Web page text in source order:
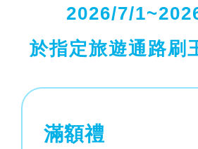
2026/7/1~
於指定旅遊通路刷
滿額禮